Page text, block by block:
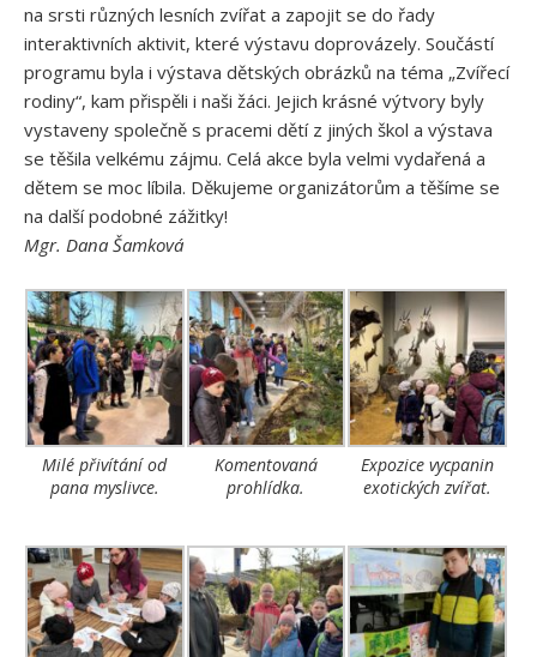
na srsti různých lesních zvířat a zapojit se do řady
interaktivních aktivit, které výstavu doprovázely. Součástí
programu byla i výstava dětských obrázků na téma „Zvířecí
rodiny“, kam přispěli i naši žáci. Jejich krásné výtvory byly
vystaveny společně s pracemi dětí z jiných škol a výstava
se těšila velkému zájmu. Celá akce byla velmi vydařená a
dětem se moc líbila. Děkujeme organizátorům a těšíme se
na další podobné zážitky!
Mgr. Dana Šamková
Milé přivítání od
pana myslivce.
Komentovaná
prohlídka.
Expozice vycpanin
exotických zvířat.